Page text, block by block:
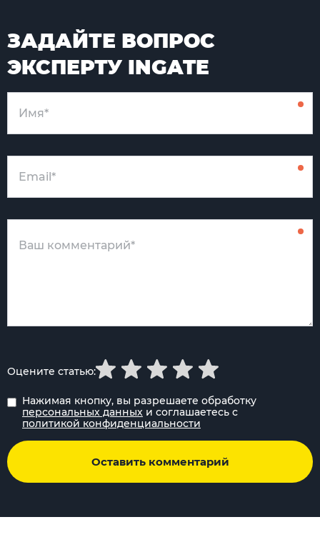
ЗАДАЙТЕ ВОПРОС
ЭКСПЕРТУ INGATE
Нажимая кнопку, вы разрешаете обработку
персональных данных и соглашаетесь с
политикой конфиденциальности
Оставить комментарий
Оцените статью: